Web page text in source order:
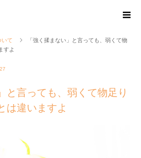
いて
「強く揉まない」と言っても、弱くて物
すよ
と言っても、弱くて物足り
は違いますよ